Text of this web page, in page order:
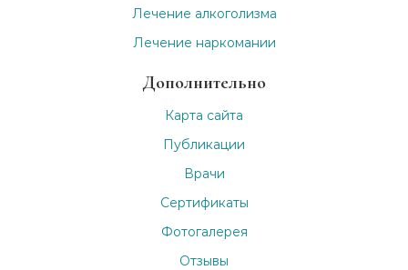
Лечение алкоголизма
Лечение наркомании
Дополнительно
Карта сайта
Публикации
Врачи
Сертификаты
Фотогалерея
Отзывы